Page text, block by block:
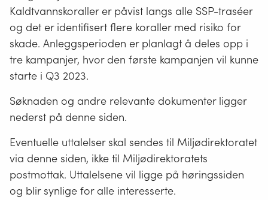
Kaldtvannskoraller er påvist langs alle SSP-traséer
og det er identifisert flere koraller med risiko for
skade. Anleggsperioden er planlagt å deles opp i
tre kampanjer, hvor den første kampanjen vil kunne
starte i Q3 2023.
Søknaden og andre relevante dokumenter ligger
nederst på denne siden.
Eventuelle uttalelser skal sendes til Miljødirektoratet
via denne siden, ikke til Miljødirektoratets
postmottak. Uttalelsene vil ligge på høringssiden
og blir synlige for alle interesserte.